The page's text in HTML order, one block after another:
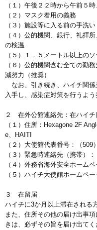
（１）午後２２時から午前５
（２）マスク着用の義務
（３）施設等に入る前の手洗い
（４）公的機関、銀行、礼拝
の検温
（５）１．５メートル以上の
（６）公的機関含む全ての勤
減努力（推奨）
なお、引き続き、ハイチ関係
入手し、感染症対策を行うよう
２ 在外公館連絡先：在ハイチ
（１）住所：Hexagone 2F
e、HAITI
（２）大使館代表番号：（509
（３）緊急時連絡先（携帯）
（４）外務省海外安全ホームペ
（５）ハイチ大使館ホームペー
３ 在留届
ハイチに3か月以上滞在される
また、住所その他の届け出事
きは、必ずその旨を届け出てく